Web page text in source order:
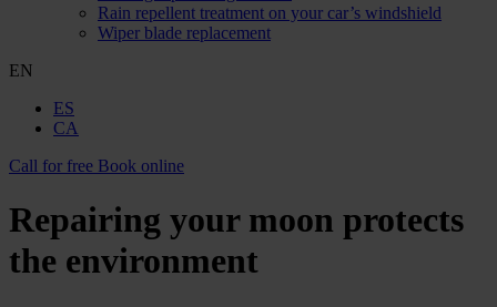
Rain repellent treatment on your car’s windshield
Wiper blade replacement
EN
ES
CA
Call for free Book online
Repairing your moon protects
the environment